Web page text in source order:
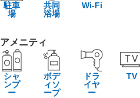
駐車
場
共同
浴場
Wi-Fi
アメニティ
シャ
ンプ
ー
ボデ
ィソ
ープ
ドラ
イヤ
ー
TV